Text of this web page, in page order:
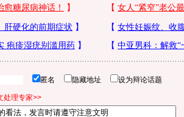
匿名 隐藏地址 设为辩论话题
处理专家>>